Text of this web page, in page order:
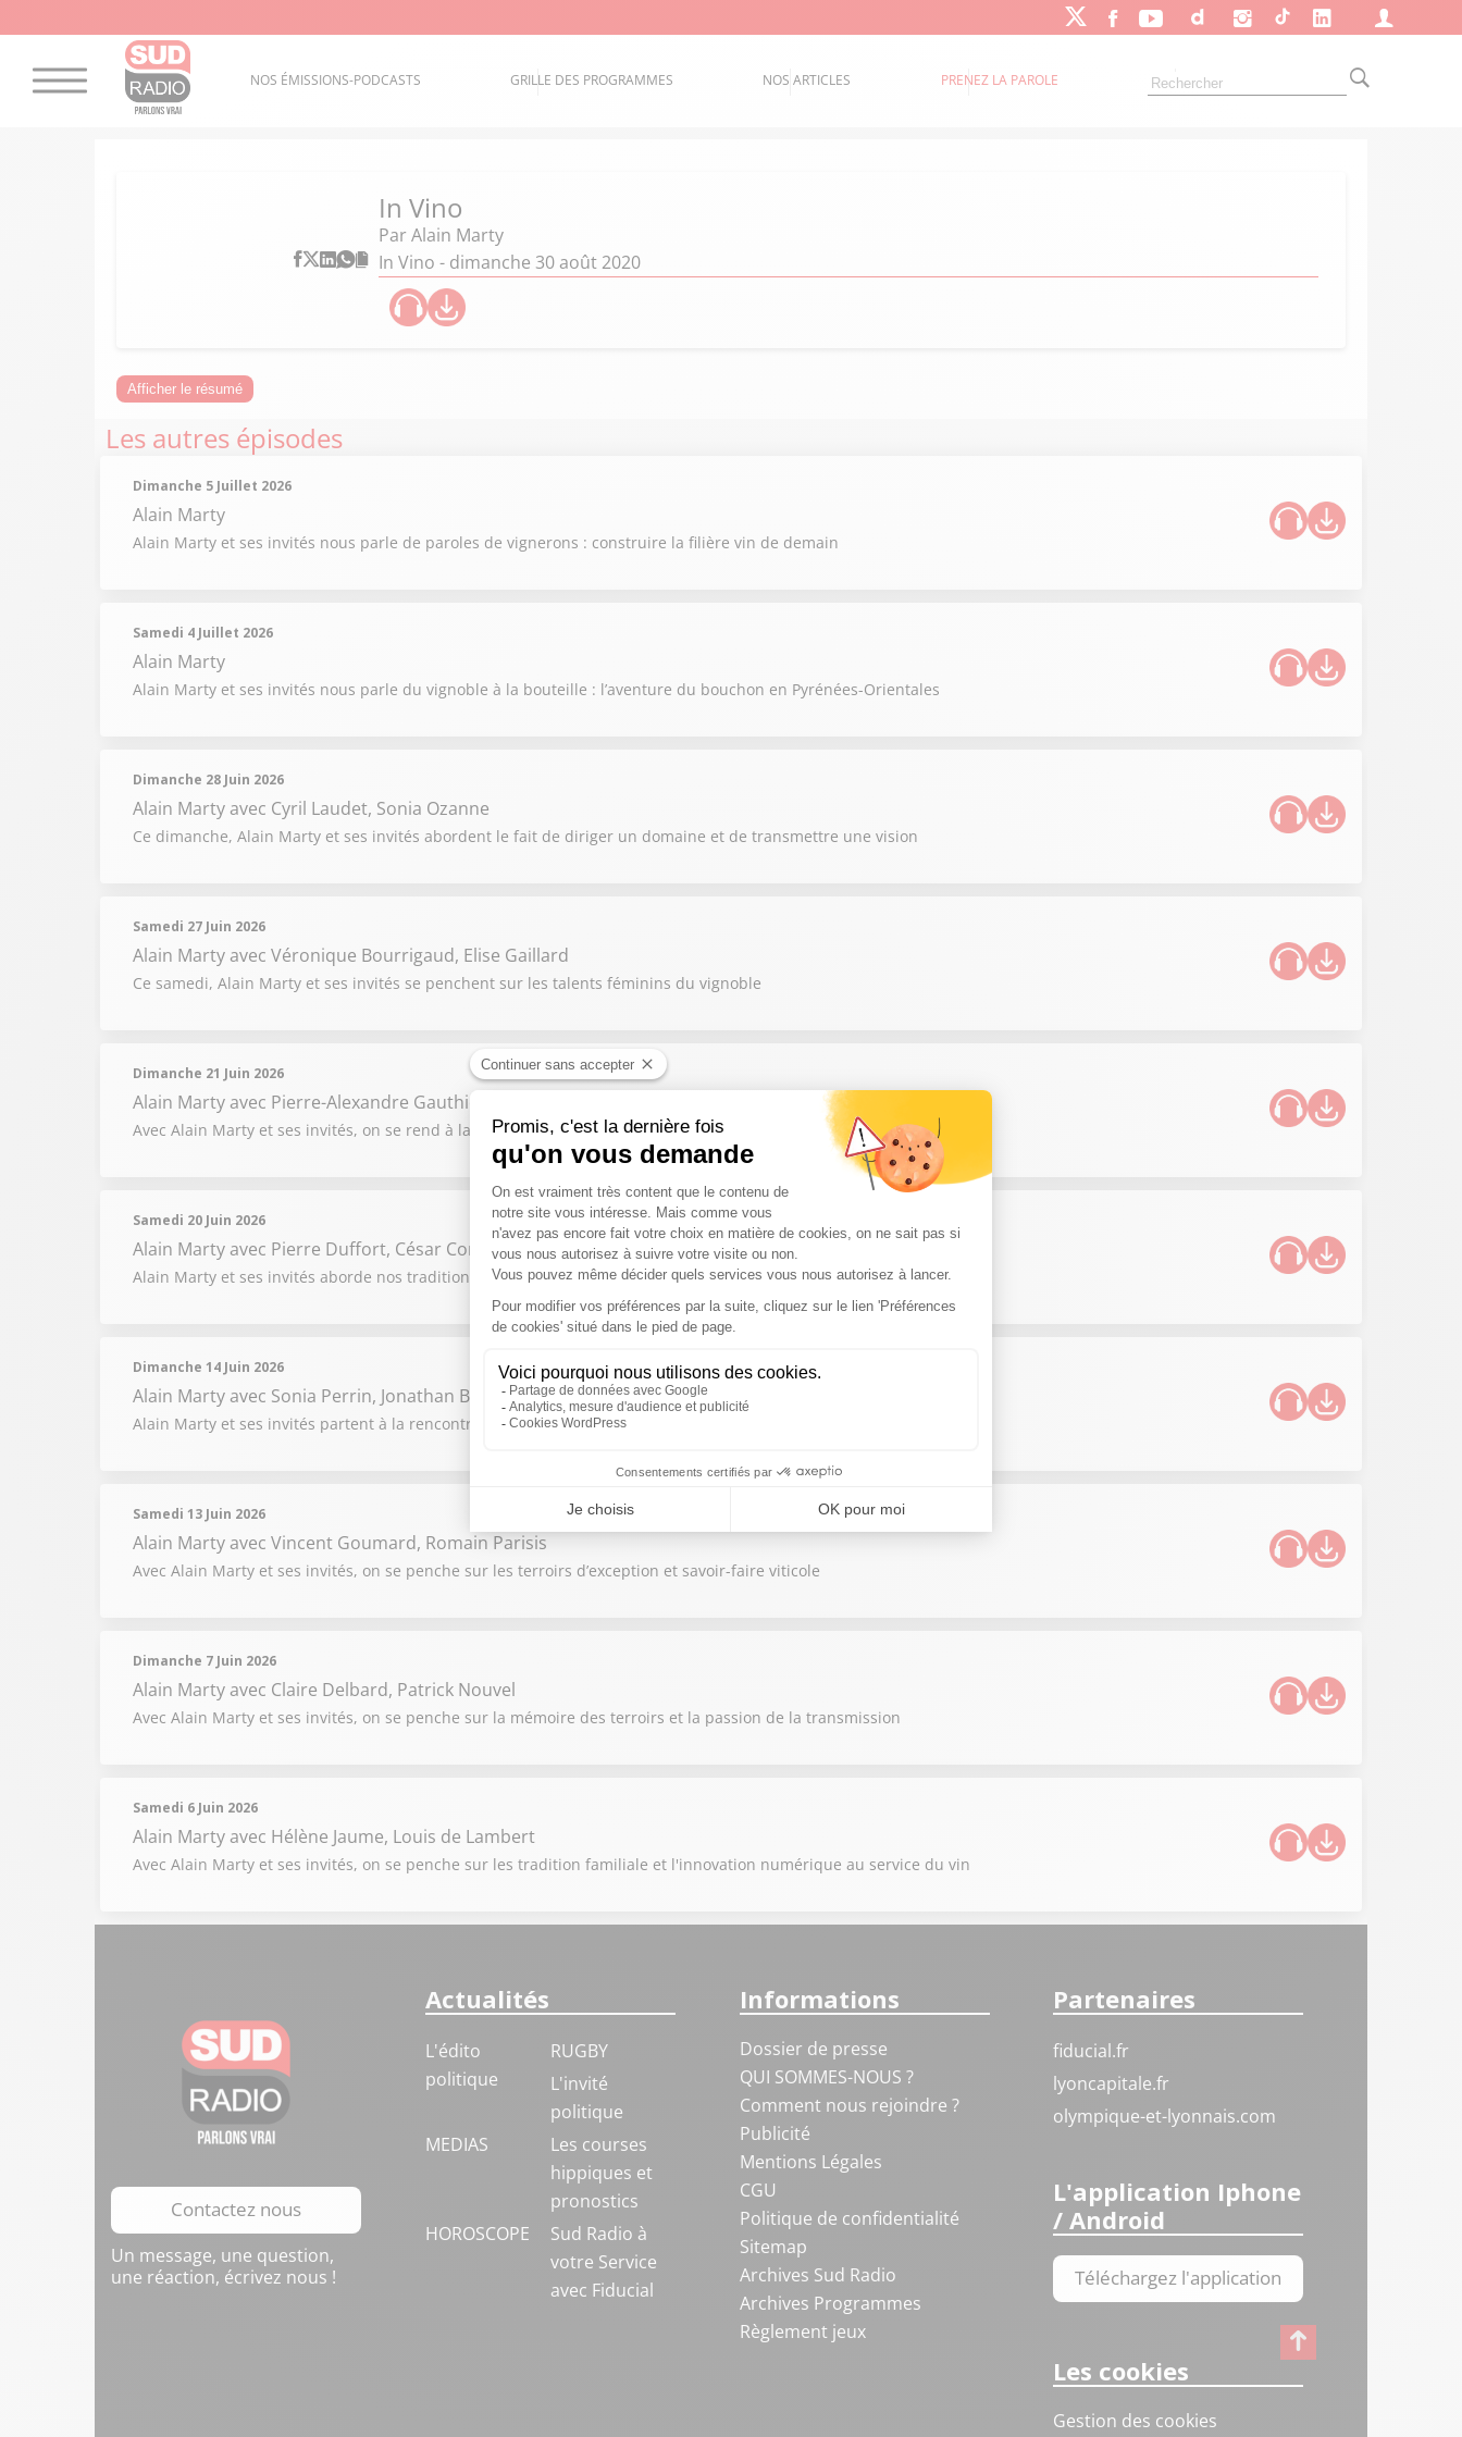
NOS ÉMISSIONS-PODCASTS GRILLE DES PROGRAMMES NOS ARTICLES PRENEZ LA PAROLE
In Vino
Par Alain Marty
In Vino - dimanche 30 août 2020
Afficher le résumé
Les autres épisodes
Dimanche 5 Juillet 2026
Alain Marty
Alain Marty et ses invités nous parle de paroles de vignerons : construire la filière vin de demain
Samedi 4 Juillet 2026
Alain Marty
Alain Marty et ses invités nous parle du vignoble à la bouteille : l’aventure du bouchon en Pyrénées-Orientales
Dimanche 28 Juin 2026
Alain Martyavec Cyril Laudet, Sonia Ozanne
Ce dimanche, Alain Marty et ses invités abordent le fait de diriger un domaine et de transmettre une vision
Samedi 27 Juin 2026
Alain Martyavec Véronique Bourrigaud, Elise Gaillard
Ce samedi, Alain Marty et ses invités se penchent sur les talents féminins du vignoble
Dimanche 21 Juin 2026
Alain Martyavec Pierre-Alexandre Gauthier, Cathy Collart-Geiger
Avec Alain Marty et ses invités, on se rend à la rencontre des terroirs et des traditions viticoles
Samedi 20 Juin 2026
Alain Martyavec Pierre Duffort, César Compadre
Alain Marty et ses invités aborde nos traditions viticoles et les nouveaux horizons
Dimanche 14 Juin 2026
Alain Martyavec Sonia Perrin, Jonathan Brunot
Alain Marty et ses invités partent à la rencontre des vignerons passionnés
Samedi 13 Juin 2026
Alain Martyavec Vincent Goumard, Romain Parisis
Avec Alain Marty et ses invités, on se penche sur les terroirs d’exception et savoir-faire viticole
Dimanche 7 Juin 2026
Alain Martyavec Claire Delbard, Patrick Nouvel
Avec Alain Marty et ses invités, on se penche sur la mémoire des terroirs et la passion de la transmission
Samedi 6 Juin 2026
Alain Martyavec Hélène Jaume, Louis de Lambert
Avec Alain Marty et ses invités, on se penche sur les tradition familiale et l'innovation numérique au service du vin
Contactez nous
Un message, une question,
une réaction, écrivez nous !
Actualités
L'édito
politique
RUGBY
L'invité
politique
MEDIAS
Les courses
hippiques et
pronostics
HOROSCOPE
Sud Radio à
votre Service
avec Fiducial
Informations
Dossier de presse
QUI SOMMES-NOUS ?
Comment nous rejoindre ?
Publicité
Mentions Légales
CGU
Politique de confidentialité
Sitemap
Archives Sud Radio
Archives Programmes
Règlement jeux
Partenaires
fiducial.fr
lyoncapitale.fr
olympique-et-lyonnais.com
L'application Iphone
/ Android
Téléchargez l'application
Les cookies
Gestion des cookies